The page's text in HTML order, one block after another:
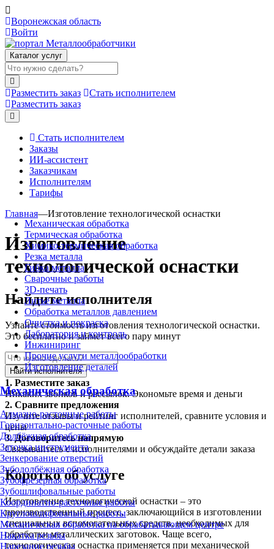
Воронежская область
Войти
Каталог услуг
Разместить заказ
Стать исполнителем
Разместить заказ
Стать исполнителем
Заказы
ИИ-ассистент
Заказчикам
Исполнителям
Тарифы
Механическая обработка
Термическая обработка
Химико-термическая обработка
Резка металла
Гибка металла
Сварочные работы
3D-печать
Литьё металла
Обработка металлов давлением
Очистка и покраска
Лаборатория и контроль
Инжиниринг
Прочие услуги металлообработки
Изготовление деталей
Механическая обработка
Алмазно-расточные работы
Горизонтально-расточные работы
Долбёжная обработка
Заточка инструмента
Зенкерование отверстий
Зубодолбёжная обработка
Зубофрезерная обработка
Зубошлифовальные работы
Координатно-расточные работы
Круглошлифовальные работы
Механическая обработка на обрабатывающем центре
Накатка резьбы
Нарезание резьбы
Главная—Изготовление технологической оснастки
Изготовление
технологической оснастки
Найдите исполнителя
Узнайте стоимость изготовления технологической оснастки.
Это бесплатно и займет всего пару минут
Найти исполнителя
1. Разместите заказ
Никаких звонков и рассылок. Экономьте время и деньги
2. Сравните предложения
Изучите отзывы и рейтинг исполнителей, сравните условия и
цены
3.Договоритесь напрямую
Связывайтесь с исполнителями и обсуждайте детали заказа
Коротко об услуге
Изготовление технологической оснастки – это
производственный процесс, заключающийся в изготовлении
специальных вспомогательных средств, необходимых для
обработки металлических заготовок. Чаще всего,
технологическая оснастка применяется при механической